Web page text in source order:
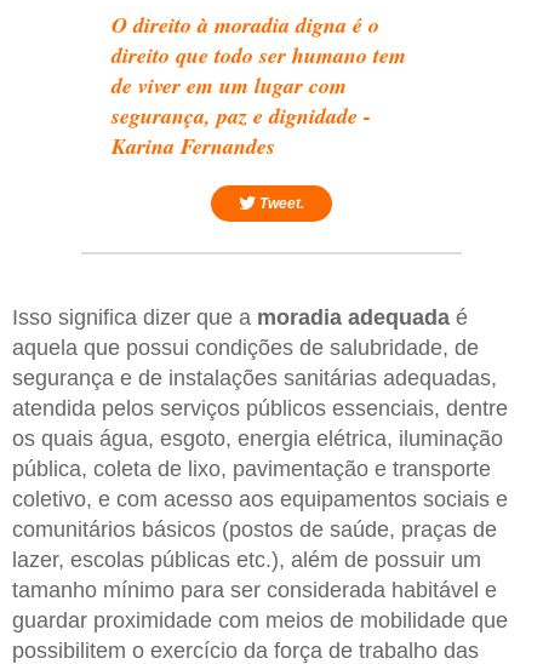
O direito à moradia digna é o
direito que todo ser humano tem
de viver em um lugar com
segurança, paz e dignidade -
Karina Fernandes
Tweet.
Isso significa dizer que a moradia adequada é
aquela que possui condições de salubridade, de
segurança e de instalações sanitárias adequadas,
atendida pelos serviços públicos essenciais, dentre
os quais água, esgoto, energia elétrica, iluminação
pública, coleta de lixo, pavimentação e transporte
coletivo, e com acesso aos equipamentos sociais e
comunitários básicos (postos de saúde, praças de
lazer, escolas públicas etc.), além de possuir um
tamanho mínimo para ser considerada habitável e
guardar proximidade com meios de mobilidade que
possibilitem o exercício da força de trabalho das